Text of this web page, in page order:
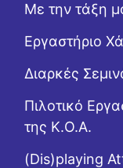
Με την τάξη
Εργαστήριo
Διαρκές
Πιλοτικό
της Κ.Ο.Α.
(Dis)playing